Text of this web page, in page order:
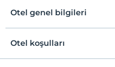
Plaja 1 km
Kum plaj
Otel genel bilgileri
Otel koşulları
Check/in